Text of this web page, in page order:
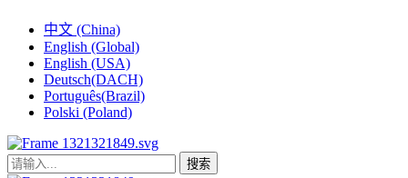
中文 (China)
English (Global)
English (USA)
Deutsch(DACH)
Português(Brazil)
Polski (Poland)
搜索